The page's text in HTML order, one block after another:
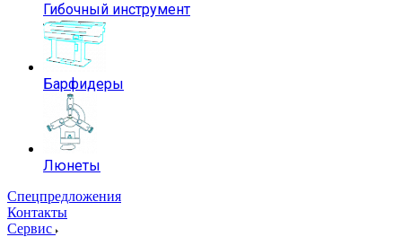
Гибочный инструмент
Барфидеры
Люнеты
Спецпредложения
Контакты
Сервис